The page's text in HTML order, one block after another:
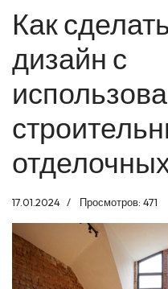
Как
дизайн с
17.01.2024 Просмотров: 471